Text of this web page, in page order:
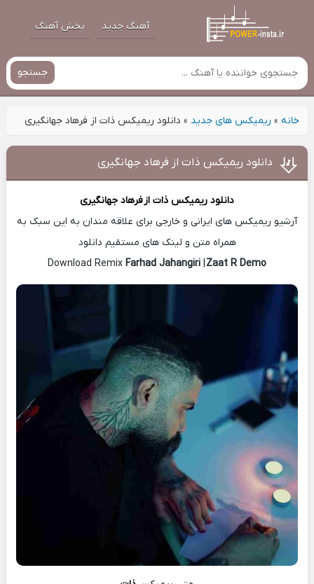
آهنگ جدید پخش آهنگ
جستجو
خانه» ریمیکس های جدید » دانلود ریمیکس ذات از فرهاد جهانگیری
دانلود ریمیکس ذات از فرهاد جهانگیری
دانلود ریمیکس ذات ازفرهاد جهانگیری
آرشیو ریمیکس های ایرانی و خارجی برای علاقه مندان به این سبک به
همراه متن و لینک های مستقیم دانلود
Download Remix
Farhad Jahangiri|Zaat R Demo